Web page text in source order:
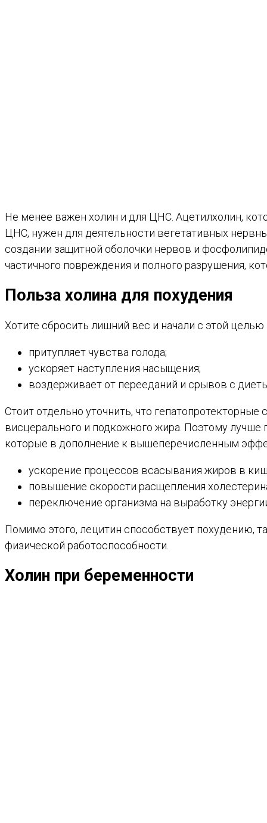
Не менее важен холин и для ЦНС. Ацетилхолин,
ЦНС, нужен для деятельности вегетативных
создании защитной оболочки нервов и
частичного повреждения и полного разрушения,
Польза холина для похудения
Хотите сбросить лишний вес и начали с этой
притупляет чувства голода;
ускоряет наступления насыщения;
воздерживает от перееданий и срывов с
Стоит отдельно уточнить, что
висцерального и подкожного жира. Поэтому лучше
которые в дополнение к вышеперечисленным
ускорение процессов всасывания жиров в
повышение скорости расщепления
переключение организма на выработку
Помимо этого, лецитин способствует похудению,
физической работоспособности.
Холин при беременности